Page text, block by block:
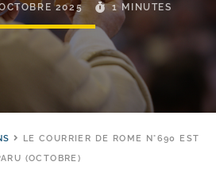
2025 1 MINUTES
LE COURRIER DE ROME N°690 EST
(OCTOBRE)